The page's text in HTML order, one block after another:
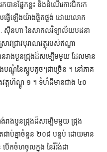
ានផ្នែកខ្លះ និងដំណើរការជីករក
ធ្វើឡើងយ៉ាងផ្ចិតផ្ចង់ ដោយលោក
.ភី. ស៊ីនហា នៃសាកលវិទ្យាល័យបដនា
វជ្រាវបុរាណវត្ថុរបស់ឥណ្ឌា
រាងបួនជ្រុងដ៏សម្បើមមួយ ដែលមាន
ណ្ដុំនៃស្តូបតូចៗជាច្រើន ។ នៅភាគ
ងវត្តហិណ្ឌូ ១ ។ ទំហំដីមានជាង ៤០
រាងបួនជ្រុងដ៏សម្បើមមួយ ជ្រុង
ាប់គ្នាចំនួន ២០៨ បន្ទប់ ដោយមាន
ើកចំហចូលក្នុង នៃវីរ៉ង់ដា